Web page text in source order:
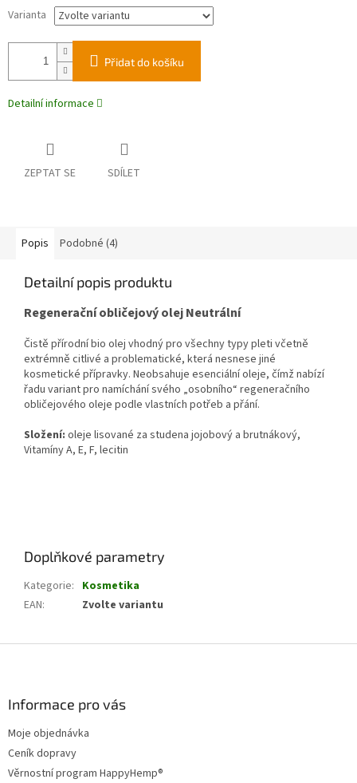
Varianta
Přidat do košíku
Detailní informace
ZEPTAT SE SDÍLET
Popis Podobné (4)
Detailní popis produktu
Regenerační obličejový olej Neutrální
Čistě přírodní bio olej vhodný pro všechny typy pleti včetně
extrémně citlivé a problematické, která nesnese jiné
kosmetické přípravky. Neobsahuje esenciální oleje, čímž nabízí
řadu variant pro namíchání svého „osobního“ regeneračního
obličejového oleje podle vlastních potřeb a přání.
Složení: oleje lisované za studena jojobový a brutnákový,
Vitamíny A, E, F, lecitin
Doplňkové parametry
Kategorie: Kosmetika
EAN: Zvolte variantu
Informace pro vás
Moje objednávka
Ceník dopravy
Věrnostní program HappyHemp®